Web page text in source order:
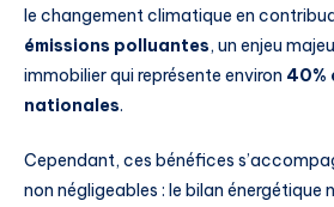
le changement climatique en
émissions polluantes, un enjeu
immobilier qui représente environ 40%
nationales.
Cependant, ces bénéfices
non négligeables : le bilan énergétique